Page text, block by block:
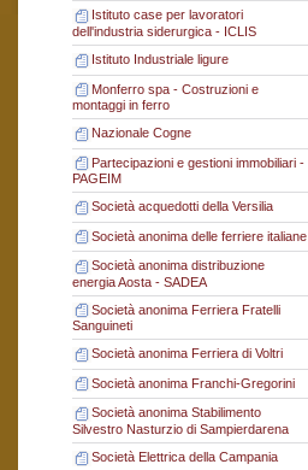
Istituto case per lavoratori
dell'industria siderurgica - ICLIS
Istituto Industriale ligure
Monferro spa - Costruzioni e
montaggi in ferro
Nazionale Cogne
Partecipazioni e gestioni immobiliari -
PAGEIM
Società acquedotti della Versilia
Società anonima delle ferriere italiane
Società anonima distribuzione
energia Aosta - SADEA
Società anonima Ferriera Fratelli
Sanguineti
Società anonima Ferriera di Voltri
Società anonima Franchi-Gregorini
Società anonima Stabilimento
Silvestro Nasturzio di Sampierdarena
Società Elettrica della Campania